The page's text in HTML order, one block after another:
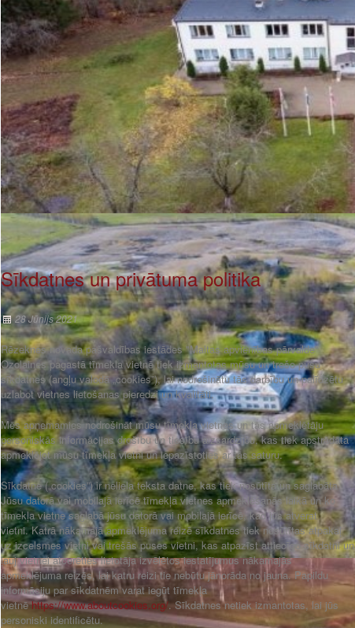
Sīkdatnes un privātuma politika
28 Jūnijs 2021
Rēzeknes novada pašvaldības iestādes "Maltas apvienības pārvalde"
Ozolaines pagastā tīmekļa vietnē tiek izmantotas mūsu un trešo pušu
sīkdatnes (angļu valodā „cookies”), lai nodrošinātu tās darbību un palīdzētu
uzlabot vietnes lietošanas pieredzi un kvalitāti.
Mēs apņemamies nodrošināt mūsu tīmekļa vietnes un tās apmeklētāju
personiskās informācijas drošību un tiesību aizsardzību, kas tiek apstrādāta
apmeklējot mūsu tīmekļa vietni un iepazīstoties ar tās saturu.
Sīkdatne („cookies”) ir neliela teksta datne, kas tiek nosūtīta un saglabāta
Jūsu datorā vai mobilajā ierīcē tīmekļa vietnes apmeklēšanās laikā un ko
tīmekļa vietne saglabā jūsu datorā vai mobilajā ierīcē, kad jūs atverat
vietni. Katrā nākamajā apmeklējuma reizē sīkdatnes tiek nosūtītas atpakaļ
uz izcelsmes vietni vai trešās puses vietni, kas atpazīst attiecīgo sīkdatni un
ļauj vietnei atcerēties lietotāja izvēlētos iestatījumus nākamajās
apmeklējuma reizēs, lai katru reizi tie nebūtu jānorāda no jauna. Papildu
informāciju par sīkdatnēm varat iegūt tīmekļa
vietnēhttps://www.aboutcookies.org/. Sīkdatnes netiek izmantotas, lai jūs
personiski identificētu.